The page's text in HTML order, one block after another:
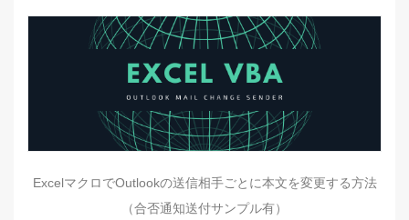
ExcelマクロでOutlookの送信相手ごとに本文を変更する方法
（合否通知送付サンプル有）